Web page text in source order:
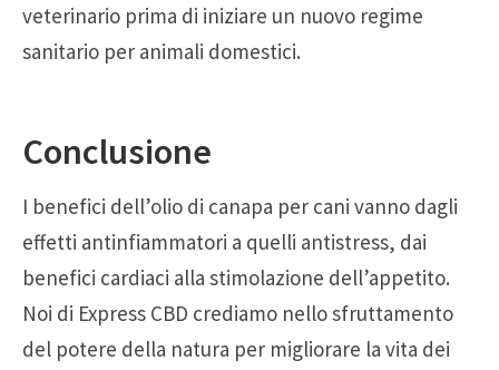
veterinario prima di iniziare un nuovo regime
sanitario per animali domestici.
Conclusione
I benefici dell’olio di canapa per cani vanno dagli
effetti antinfiammatori a quelli antistress, dai
benefici cardiaci alla stimolazione dell’appetito.
Noi di Express CBD crediamo nello sfruttamento
del potere della natura per migliorare la vita dei